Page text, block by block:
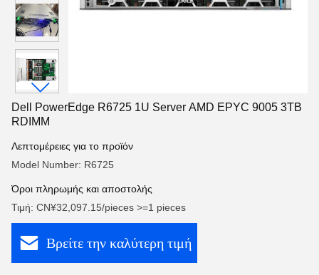
Dell PowerEdge R6725 1U Server AMD EPYC 9005 3TB
RDIMM
Λεπτομέρειες για το προϊόν
Model Number: R6725
Όροι πληρωμής και αποστολής
Τιμή: CN¥32,097.15/pieces >=1 pieces
Βρείτε την καλύτερη τιμή